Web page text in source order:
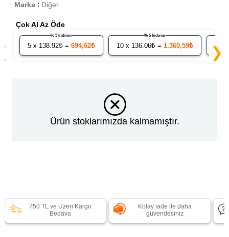
Marka : Diğer
Çok Al Az Öde
5x 138.92₺ = 694,62₺
% 3 İndirim
10x 136.06₺ = 1.360,59₺
% 5 İndirim
20
❯
Ürün stoklarımızda kalmamıştır.
750 TL ve Üzeri Kargo
Bedava
Kolay iade ile daha
güvendesiniz